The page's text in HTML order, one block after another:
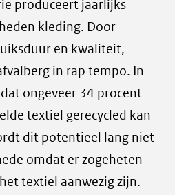
een
andere
website)
produceert jaarlijks
kleding. Door
en kwaliteit,
in rap tempo. In
ongeveer 34 procent
textiel gerecycled kan
dit potentieel lang niet
omdat er zogeheten
textiel aanwezig zijn.